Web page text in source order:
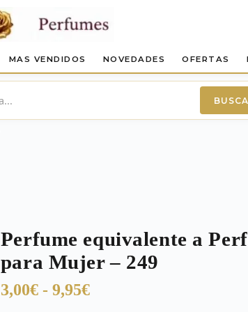
MAS VENDIDOS NOVEDADES OFERTAS
Perfume equivalente a
para Mujer – 249
3,00€ - 9,95€Rango